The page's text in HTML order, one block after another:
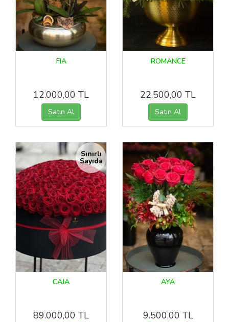
FIA
12.000,00 TL
ROMANCE
22.500,00 TL
Sınırlı
Sayıda
CAJA
89.000,00 TL
AYA
9.500,00 TL